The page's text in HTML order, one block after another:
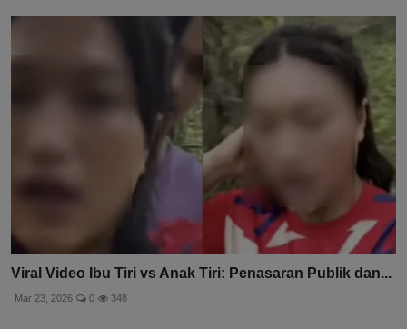
Viral Video Ibu Tiri vs Anak Tiri: Penasaran Publik dan...
Mar 23, 2026 0 348